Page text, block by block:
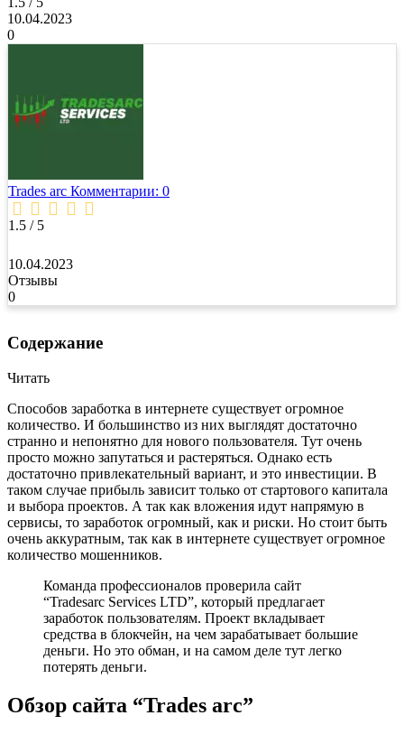
10.04.2023
0
Trades arc Комментарии: 0
1.5 / 5
10.04.2023
Отзывы
0
Содержание
Читать
Способов заработка в интернете существует огромное
количество. И большинство из них выглядят достаточно
странно и непонятно для нового пользователя. Тут очень
просто можно запутаться и растеряться. Однако есть
достаточно привлекательный вариант, и это инвестиции. В
таком случае прибыль зависит только от стартового капитала
и выбора проектов. А так как вложения идут напрямую в
сервисы, то заработок огромный, как и риски. Но стоит быть
очень аккуратным, так как в интернете существует огромное
количество мошенников.
Команда профессионалов проверила сайт
“Tradesarc Services LTD”, который предлагает
заработок пользователям. Проект вкладывает
средства в блокчейн, на чем зарабатывает большие
деньги. Но это обман, и на самом деле тут легко
потерять деньги.
Обзор сайта “Trades arc”